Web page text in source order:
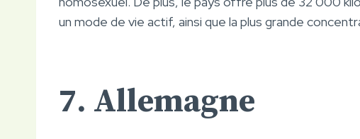
un mode de vie actif, ainsi que la plus grande
7. Allemagne